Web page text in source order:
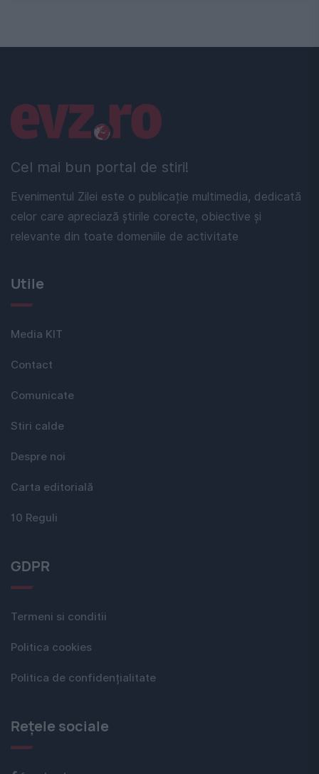
Cel mai bun portal de stiri!
Evenimentul Zilei este o publicație multimedia, dedicată
celor care apreciază știrile corecte, obiective și
relevante din toate domeniile de activitate
Linkuri utile
Utile
Media KIT
Contact
Comunicate
Stiri calde
Despre noi
Carta editorială
10 Reguli
GDPR
Termeni si conditii
Politica cookies
Politica de confidențialitate
Rețele sociale